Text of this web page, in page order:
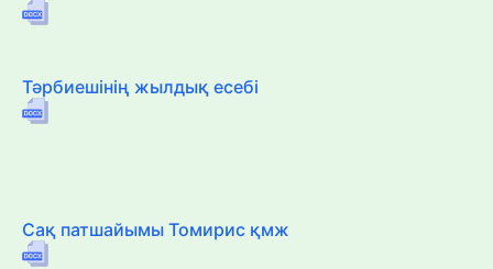
Тәрбиешінің жылдық есебі
Сақ патшайымы Томирис қмж